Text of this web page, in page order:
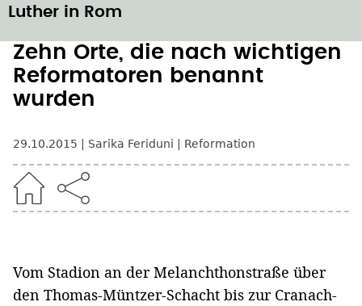
Luther in Rom
Zehn Orte, die nach wichtigen
Reformatoren benannt
wurden
29.10.2015 Sarika Feriduni Reformation
Vom Stadion an der Melanchthonstraße über
den Thomas-Müntzer-Schacht bis zur Cranach-